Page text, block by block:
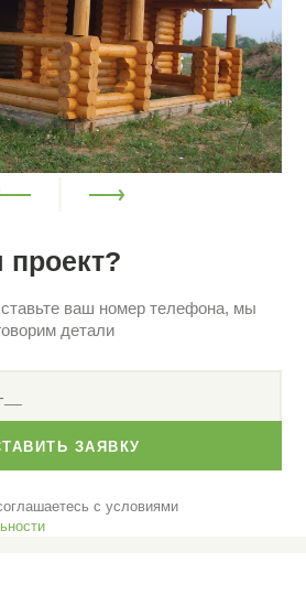
ваш номер телефона, мы
детали
ЗАЯВКУ
с условиями